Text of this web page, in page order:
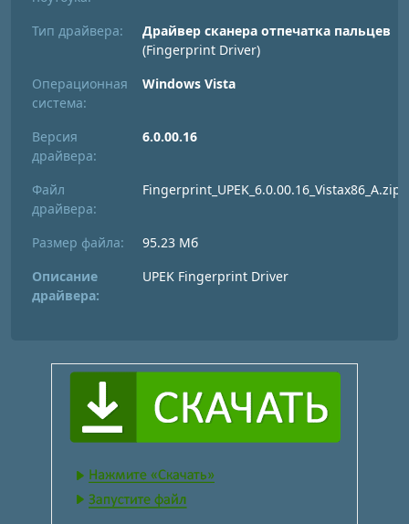
Тип драйвера:
Драйвер сканера отпечатка пальцев
(Fingerprint Driver)
Операционная
система:
Windows Vista
Версия
драйвера:
6.0.00.16
Файл
драйвера:
Fingerprint_UPEK_6.0.00.16_Vistax86_A.zip
Размер файла:
95.23 Мб
Описание
драйвера:
UPEK Fingerprint Driver